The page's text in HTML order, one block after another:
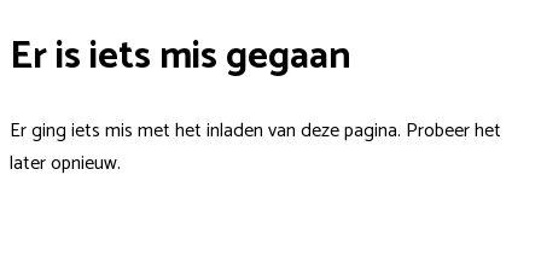
Er is iets mis gegaan
Er ging iets mis met het inladen van deze pagina. Probeer het
later opnieuw.